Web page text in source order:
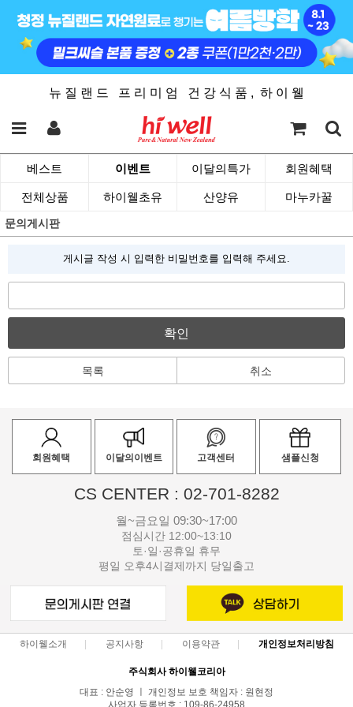
뉴 질 랜 드 프 리 미 엄 건 강 식 품 , 하 이 웰
베스트 이벤트 이달의특가 회원혜택
전체상품 하이웰초유 산양유 마누카꿀
문의게시판
게시글 작성 시 입력한 비밀번호를 입력해 주세요.
확인
목록 취소
회원혜택 이달의이벤트 고객센터 샘플신청
CS CENTER : 02-701-8282
월~금요일 09:30~17:00
점심시간 12:00~13:10
토·일·공휴일 휴무
평일 오후4시결제까지 당일출고
하이웰소개 공지사항 이용약관 개인정보처리방침
주식회사 하이웰코리아
대표 : 안순영 ㅣ 개인정보 보호 책임자 : 원현정
사업자 등록번호 : 109-86-24958